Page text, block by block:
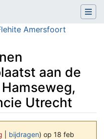
Amersfoort
aan de
Utrecht
bijdragen) op 18 feb